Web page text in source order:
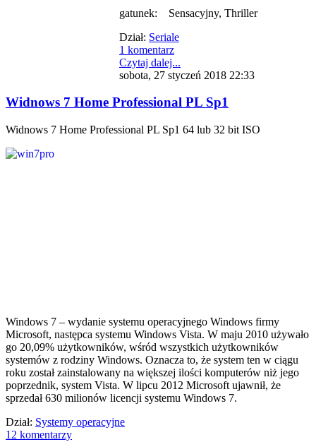
gatunek: Sensacyjny, Thriller
Dział: Seriale
1 komentarz
Czytaj dalej...
sobota, 27 styczeń 2018 22:33
Widnows 7 Home Professional PL Sp1
Widnows 7 Home Professional PL Sp1 64 lub 32 bit ISO
Windows 7 – wydanie systemu operacyjnego Windows firmy
Microsoft, następca systemu Windows Vista. W maju 2010 używało
go 20,09% użytkowników, wśród wszystkich użytkowników
systemów z rodziny Windows. Oznacza to, że system ten w ciągu
roku został zainstalowany na większej ilości komputerów niż jego
poprzednik, system Vista. W lipcu 2012 Microsoft ujawnił, że
sprzedał 630 milionów licencji systemu Windows 7.
Dział: Systemy operacyjne
12 komentarzy